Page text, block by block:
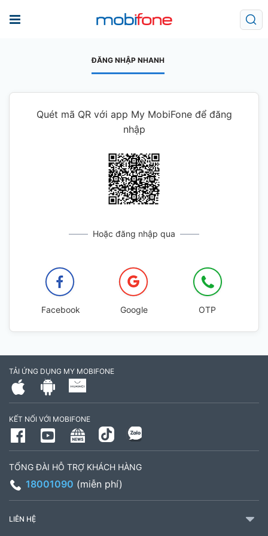
ĐĂNG NHẬP NHANH
Quét mã QR với app My MobiFone để đăng
nhập
Hoặc đăng nhập qua
Facebook Google OTP
TẢI ỨNG DỤNG MY MOBIFONE
KẾT NỐI VỚI MOBIFONE
TỔNG ĐÀI HỖ TRỢ KHÁCH HÀNG
18001090 (miễn phí)
LIÊN HỆ